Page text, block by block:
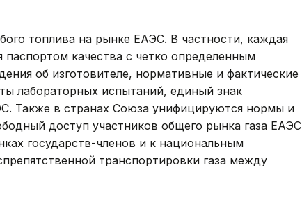
топлива на рынке ЕАЭС. В частности, каждая
качества с четко определенным
об изготовителе, нормативные и фактические
лабораторных испытаний, единый знак
Также в странах Союза унифицируются нормы и
доступ участников общего рынка газа ЕАЭС
государств-членов и к национальным
транспортировки газа между